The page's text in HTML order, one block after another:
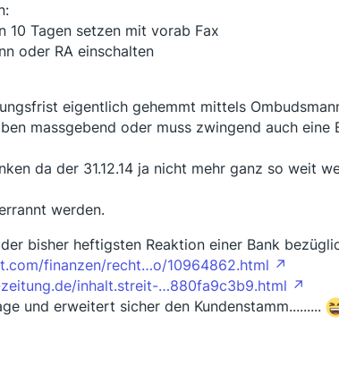
10 Tagen setzen mit vorab Fax
oder RA einschalten
eigentlich gehemmt mittels
massgebend oder muss zwingend auch eine
da der 31.12.14 ja nicht mehr ganz so weit
werden.
bisher heftigsten Reaktion einer Bank
finanzen/recht…o/10964862.html
inhalt.streit-…880fa9c3b9.html
und erweitert sicher den Kundenstamm.........